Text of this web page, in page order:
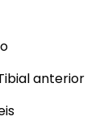
anterior